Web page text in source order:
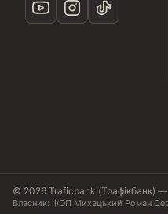
© 2026 Traficbank (Трафікбанк) —
Власник: ФОП Михацький Роман